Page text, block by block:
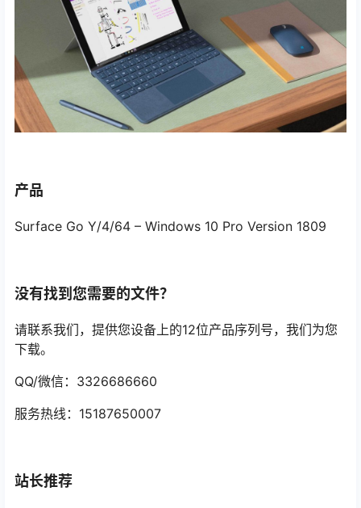
产品
Surface Go Y/4/64 – Windows 10 Pro Version 1809
没有找到您需要的文件？
请联系我们，提供您设备上的12位产品序列号，我们为您
下载。
QQ/微信：3326686660
服务热线：15187650007
站长推荐